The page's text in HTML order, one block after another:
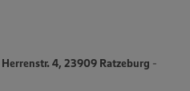
Herrenstr. 4, 23909 Ratzeburg -